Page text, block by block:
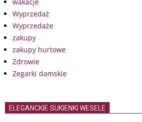
Wyprzedaż
Wyprzedaże
zakupy
zakupy hurtowe
Zdrowie
Zegarki damskie
ELEGANCKIE SUKIENKI WESELE